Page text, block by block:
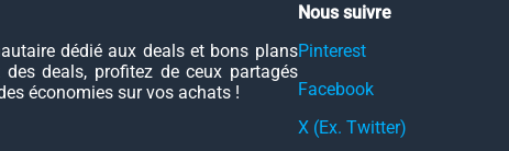
dédié aux deals et bons plans
deals, profitez de ceux partagés
économies sur vos achats !
Nous suivre
Pinterest
Facebook
X (Ex. Twitter)